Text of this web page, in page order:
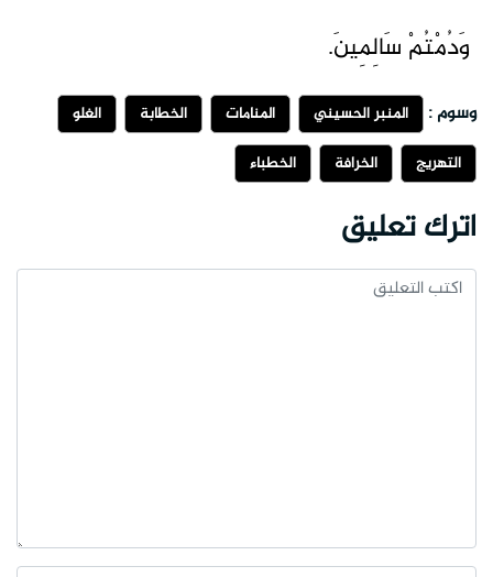
وَدُمْتُمْ سَالِمِينَ.
وسوم : المنبر الحسيني المنامات الخطابة
الغلو
التهريج
الخرافة الخطباء
اترك تعليق